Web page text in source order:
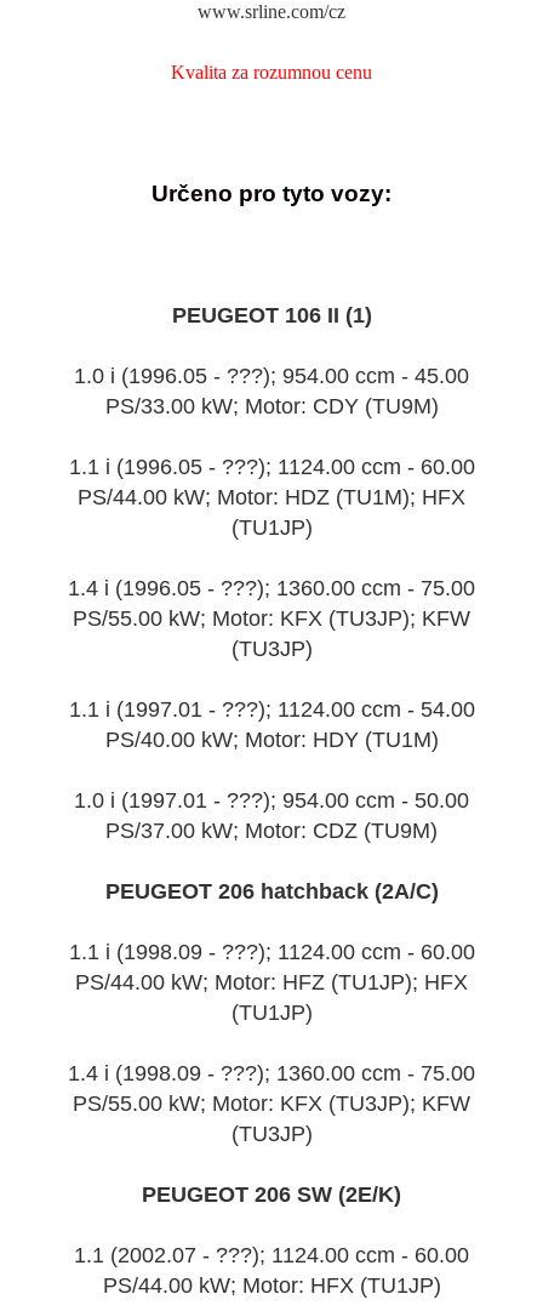
www.srline.com/cz
Kvalita za rozumnou cenu
Určeno pro tyto vozy:
PEUGEOT 106 II (1)
1.0 i (1996.05 - ???); 954.00 ccm - 45.00
PS/33.00 kW; Motor: CDY (TU9M)
1.1 i (1996.05 - ???); 1124.00 ccm - 60.00
PS/44.00 kW; Motor: HDZ (TU1M); HFX
(TU1JP)
1.4 i (1996.05 - ???); 1360.00 ccm - 75.00
PS/55.00 kW; Motor: KFX (TU3JP); KFW
(TU3JP)
1.1 i (1997.01 - ???); 1124.00 ccm - 54.00
PS/40.00 kW; Motor: HDY (TU1M)
1.0 i (1997.01 - ???); 954.00 ccm - 50.00
PS/37.00 kW; Motor: CDZ (TU9M)
PEUGEOT 206 hatchback (2A/C)
1.1 i (1998.09 - ???); 1124.00 ccm - 60.00
PS/44.00 kW; Motor: HFZ (TU1JP); HFX
(TU1JP)
1.4 i (1998.09 - ???); 1360.00 ccm - 75.00
PS/55.00 kW; Motor: KFX (TU3JP); KFW
(TU3JP)
PEUGEOT 206 SW (2E/K)
1.1 (2002.07 - ???); 1124.00 ccm - 60.00
PS/44.00 kW; Motor: HFX (TU1JP)